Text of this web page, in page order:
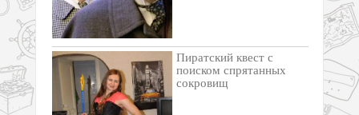
Пиратский квест с
поиском спрятанных
сокровищ